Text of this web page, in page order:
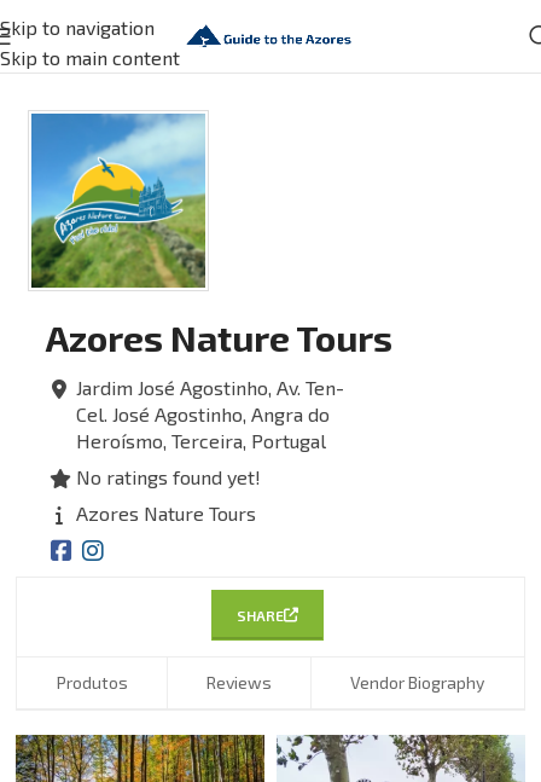
Skip to navigation
Skip to main content
Azores Nature Tours
Jardim José Agostinho, Av. Ten-
Cel. José Agostinho, Angra do
Heroísmo, Terceira, Portugal
No ratings found yet!
Azores Nature Tours
SHARE
Produtos Reviews Vendor Biography